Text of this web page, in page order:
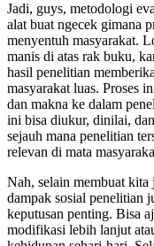
Jadi, guys, metodologi
alat buat ngecek gimana
menyentuh masyarakat.
manis di atas rak buku,
hasil penelitian
masyarakat luas. Proses
dan makna ke dalam
ini bisa diukur, dinilai,
sejauh mana penelitian
relevan di mata
Nah, selain membuat
dampak sosial penelitian
keputusan penting. Bisa
modifikasi lebih lanjut